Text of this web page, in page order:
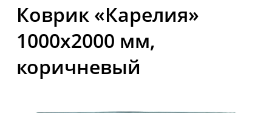
Коврик «Карелия»
1000x2000 мм,
коричневый